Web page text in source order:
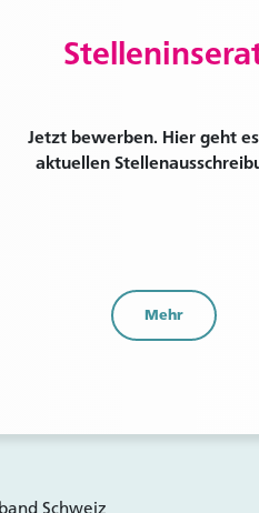
Jetzt bewerben. Hier geht
aktuellen
Mehr
Schweiz